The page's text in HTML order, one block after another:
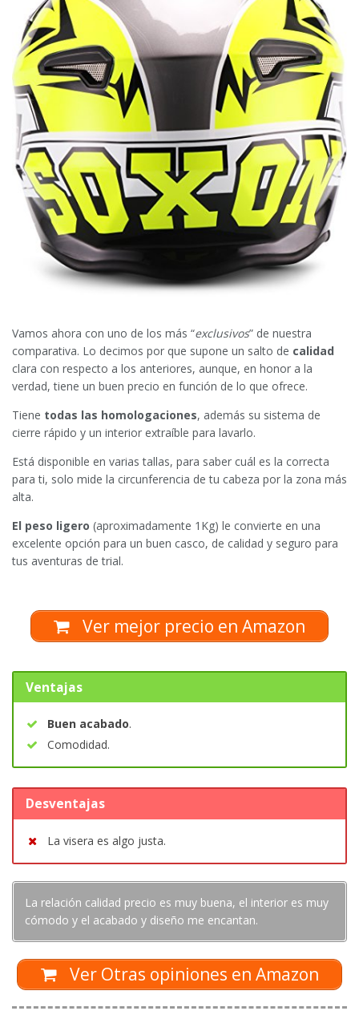
Vamos ahora con uno de los más “exclusivos” de nuestra
comparativa. Lo decimos por que supone un salto de calidad
clara con respecto a los anteriores, aunque, en honor a la
verdad, tiene un buen precio en función de lo que ofrece.
Tiene todas las homologaciones, además su sistema de
cierre rápido y un interior extraíble para lavarlo.
Está disponible en varias tallas, para saber cuál es la correcta
para ti, solo mide la circunferencia de tu cabeza por la zona más
alta.
El peso ligero (aproximadamente 1Kg) le convierte en una
excelente opción para un buen casco, de calidad y seguro para
tus aventuras de trial.
Ver mejor precio en Amazon
Ventajas
Buen acabado.
Comodidad.
Desventajas
La visera es algo justa.
La relación calidad precio es muy buena, el interior es muy
cómodo y el acabado y diseño me encantan.
Ver Otras opiniones en Amazon